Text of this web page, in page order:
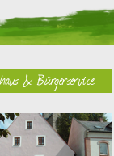
& Bürgerservice